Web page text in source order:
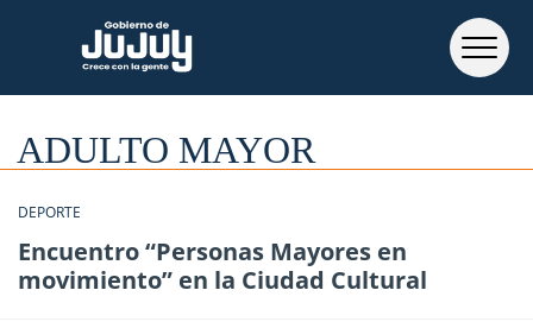
ADULTO MAYOR
DEPORTE
Encuentro “Personas Mayores en
movimiento” en la Ciudad Cultural